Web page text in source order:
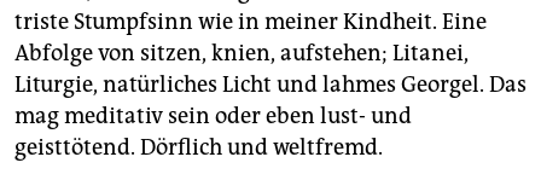
triste Stumpfsinn wie in meiner Kindheit. Eine
Abfolge von sitzen, knien, aufstehen; Litanei,
Liturgie, natürliches Licht und lahmes Georgel. Das
mag meditativ sein oder eben lust- und
geisttötend. Dörflich und weltfremd.